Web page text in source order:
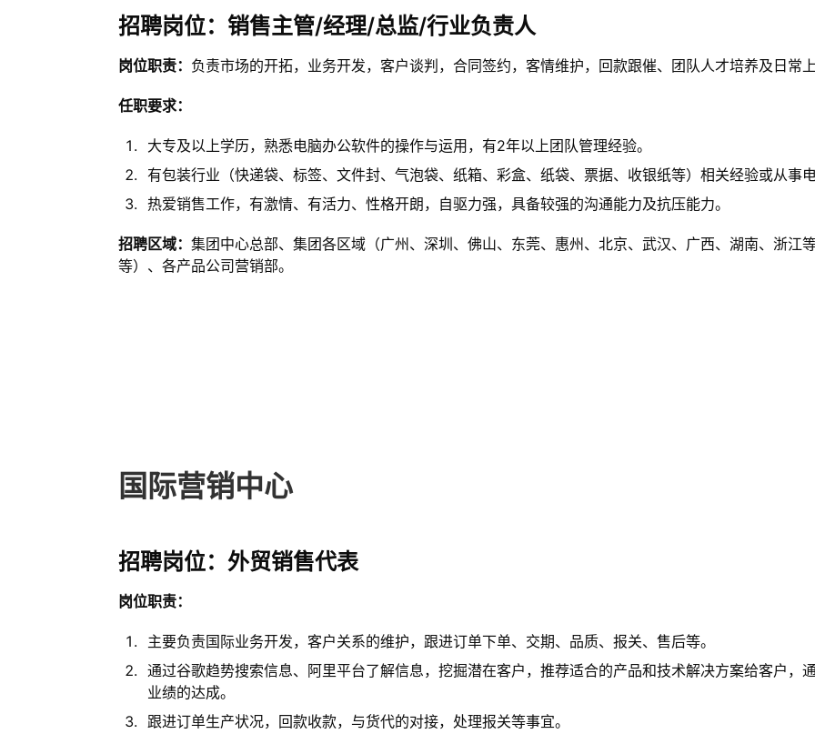
招聘岗位：销售主管/经理/总监/行业负责人
岗位职责： 负责市场的开拓，业务开发，客户谈判，合同签约，客情维护，回款跟催、团队人才培养及日常上
任职要求：
大专及以上学历，熟悉电脑办公软件的操作与运用，有2年以上团队管理经验。
有包装行业（快递袋、标签、文件封、气泡袋、纸箱、彩盒、纸袋、票据、收银纸等）相关经验或从事
热爱销售工作，有激情、有活力、性格开朗，自驱力强，具备较强的沟通能力及抗压能力。
招聘区域： 集团中心总部、集团各区域（广州、深圳、佛山、东莞、惠州、北京、武汉、广西、湖南、浙江
等）、各产品公司营销部。
国际营销中心
招聘岗位：外贸销售代表
岗位职责：
主要负责国际业务开发，客户关系的维护，跟进订单下单、交期、品质、报关、售后等。
通过谷歌趋势搜索信息、阿里平台了解信息，挖掘潜在客户，推荐适合的产品和技术解决方案给客户，
业绩的达成。
跟进订单生产状况，回款收款，与货代的对接，处理报关等事宜。